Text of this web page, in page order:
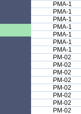
РМА-1
РМА-1
РМА-1
РМА-1
РМА-1
РМА-1
РМА-1
РМ-02
РМ-02
РМ-02
РМ-02
РМ-02
РМ-02
РМ-02
РМ-02